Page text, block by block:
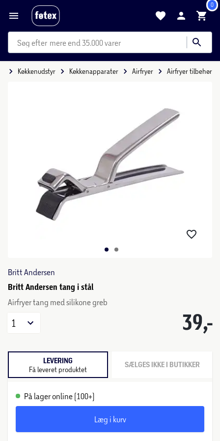
0
mere end 35.000 varer
Køkkenudstyr Køkkenapparater Airfryer Airfryer tilbehør
Britt Andersen
Britt Andersen tang i stål
Airfryer tang med silikone greb
39,-
1
LEVERING
Få leveret produktet SÆLGES IKKE I BUTIKKER
På lager online (100+)
Læg i kurv